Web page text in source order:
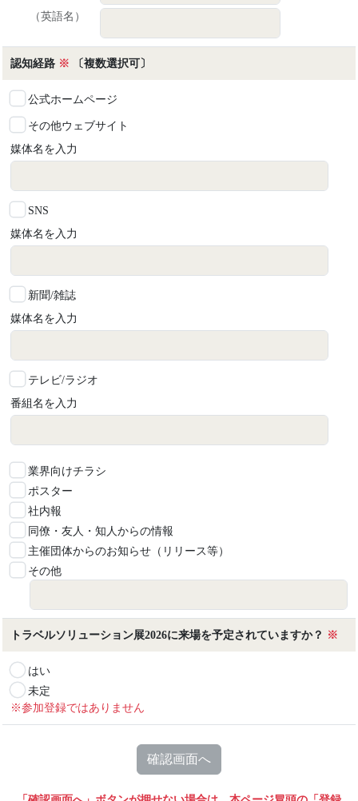
（英語名）
認知経路 ※ 〔複数選択可〕
公式ホームページ
その他ウェブサイト
媒体名を入力
SNS
媒体名を入力
新聞/雑誌
媒体名を入力
テレビ/ラジオ
番組名を入力
業界向けチラシ
ポスター
社内報
同僚・友人・知人からの情報
主催団体からのお知らせ（リリース等）
その他
トラベルソリューション展2026に来場を予定されていますか？ ※
はい
未定
※参加登録ではありません
確認画面へ